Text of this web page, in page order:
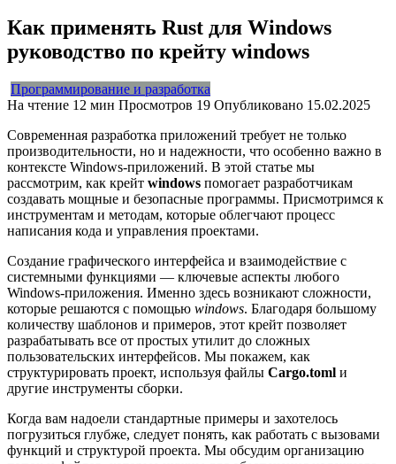
Как применять Rust для Windows
руководство по крейту windows
Программирование и разработка
На чтение 12 мин Просмотров 19 Опубликовано 15.02.2025
Современная разработка приложений требует не только
производительности, но и надежности, что особенно важно в
контексте Windows-приложений. В этой статье мы
рассмотрим, как крейт windows помогает разработчикам
создавать мощные и безопасные программы. Присмотримся к
инструментам и методам, которые облегчают процесс
написания кода и управления проектами.
Создание графического интерфейса и взаимодействие с
системными функциями — ключевые аспекты любого
Windows-приложения. Именно здесь возникают сложности,
которые решаются с помощью windows. Благодаря большому
количеству шаблонов и примеров, этот крейт позволяет
разрабатывать все от простых утилит до сложных
пользовательских интерфейсов. Мы покажем, как
структурировать проект, используя файлы Cargo.toml и
другие инструменты сборки.
Когда вам надоели стандартные примеры и захотелось
погрузиться глубже, следует понять, как работать с вызовами
функций и структурой проекта. Мы обсудим организацию